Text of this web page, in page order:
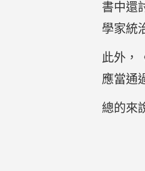
書中還
學家統
此外，
應當通
總的來